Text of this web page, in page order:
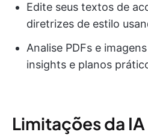
Edite seus textos de
diretrizes de estilo
Analise PDFs e
insights e planos
Limitações da